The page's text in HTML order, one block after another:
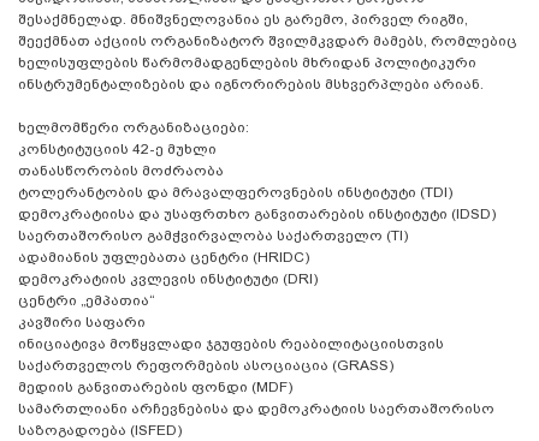
შესაქმნელად. მნიშვნელოვანია ეს გარემო, პირველ რიგში,
შეექმნათ აქციის ორგანიზატორ შვილმკვდარ მამებს, რომლებიც
ხელისუფლების წარმომადგენლების მხრიდან პოლიტიკური
ინსტრუმენტალიზების და იგნორირების მსხვერპლები არიან.
ხელმომწერი ორგანიზაციები:
კონსტიტუციის 42-ე მუხლი
თანასწორობის მოძრაობა
ტოლერანტობის და მრავალფეროვნების ინსტიტუტი (TDI)
დემოკრატიისა და უსაფრთხო განვითარების ინსტიტუტი (IDSD)
საერთაშორისო გამჭვირვალობა საქართველო (TI)
ადამიანის უფლებათა ცენტრი (HRIDC)
დემოკრატიის კვლევის ინსტიტუტი (DRI)
ცენტრი „ემპათია“
კავშირი საფარი
ინიციატივა მოწყვლადი ჯგუფების რეაბილიტაციისთვის
საქართველოს რეფორმების ასოციაცია (GRASS)
მედიის განვითარების ფონდი (MDF)
სამართლიანი არჩევნებისა და დემოკრატიის საერთაშორისო
საზოგადოება (ISFED)